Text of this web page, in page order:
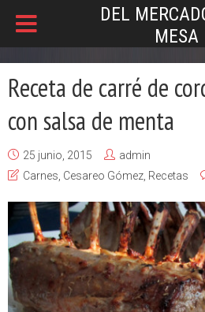
DEL
MESA
Receta de carré de
con salsa de menta
25 junio, 2015
admin
Carnes Cesareo Gómez Recetas